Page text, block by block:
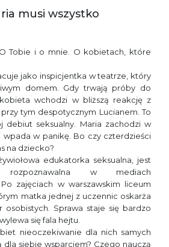
musi wszystko
Tobie i o mnie. O kobietach, które
jako inspicjentka w teatrze, który
domem. Gdy trwają próby do
wchodzi w bliższą reakcję z
tym despotycznym Lucianem. To
debiut seksualny. Maria zachodzi w
wpada w panikę. Bo czy czterdzieści
na dziecko?
edukatorka seksualna, jest
w mediach
Po zajęciach w warszawskim liceum
matka jednej z uczennic oskarża
osobistych. Sprawa staje się bardzo
się fala hejtu.
nieoczekiwanie dla nich samych
dla siebie wsparciem? Czego nauczą